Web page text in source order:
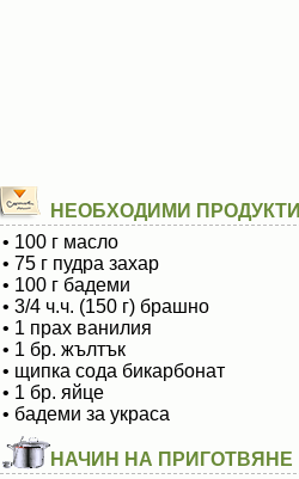
НЕОБХОДИМИ ПРОДУКТИ
• 100 г масло
• 75 г пудра захар
• 100 г бадеми
• 3/4 ч.ч. (150 г) брашно
• 1 прах ванилия
• 1 бр. жълтък
• щипка сода бикарбонат
• 1 бр. яйце
• бадеми за украса
НАЧИН НА ПРИГОТВЯНЕ